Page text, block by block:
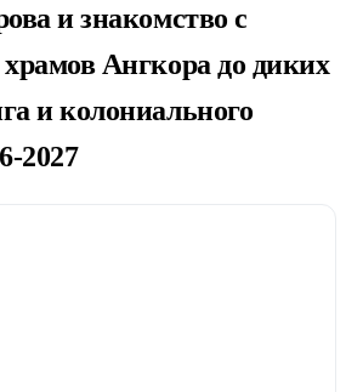
и знакомство с
Ангкора до диких
и колониального
2027